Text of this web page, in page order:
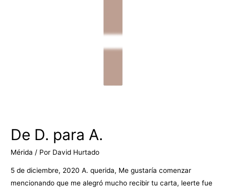
De D. para A.
Mérida / Por David Hurtado
5 de diciembre, 2020 A. querida, Me gustaría comenzar
mencionando que me alegró mucho recibir tu carta, leerte fue